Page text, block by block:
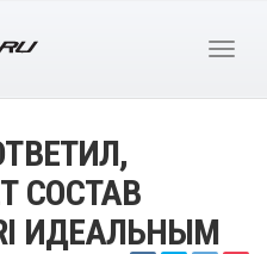
СОСТАВ
ИДЕАЛЬНЫМ